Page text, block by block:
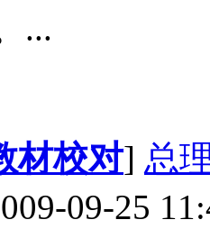
...
材校对] 总
09-25